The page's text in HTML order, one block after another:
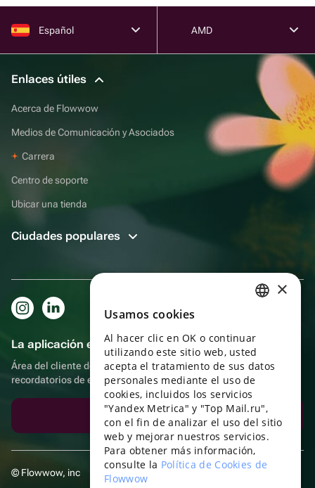
Español AMD
Enlaces útiles
Acerca de Flowwow
Medios de Comunicación y Asociados
Carrera
Centro de soporte
Ubicar una tienda
Ciudades populares
La aplicación es aún más práctica.
Área del cliente del destinatario, más bonos por compras y
recordatorios de eventos
Descargar la aplicación
© Flowwow, inc
ENGLISH
UKRAINIAN
PORTUGUESE
SPANISH
HUNGARIAN
ITALIAN
×
Usamos cookies
Al hacer clic en OK o continuar
utilizando este sitio web, usted
acepta el tratamiento de sus datos
personales mediante el uso de
cookies, incluidos los servicios
"Yandex Metrica" y "Top Mail.ru",
con el fin de analizar el uso del sitio
web y mejorar nuestros servicios.
Para obtener más información,
consulte la Política de Cookies de
Flowwow